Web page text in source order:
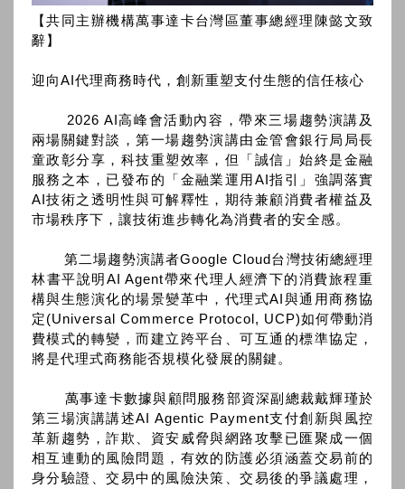
【共同主辦機構萬事達卡台灣區董事總經理陳懿文致
辭】
迎向AI代理商務時代，創新重塑支付生態的信任核心
2026 AI高峰會活動內容，帶來三場趨勢演講及
兩場關鍵對談，第一場趨勢演講由金管會銀行局局長
童政彰分享，科技重塑效率，但「誠信」始終是金融
服務之本，已發布的「金融業運用AI指引」強調落實
AI技術之透明性與可解釋性，期待兼顧消費者權益及
市場秩序下，讓技術進步轉化為消費者的安全感。
第二場趨勢演講者Google Cloud台灣技術總經理
林書平說明AI Agent帶來代理人經濟下的消費旅程重
構與生態演化的場景變革中，代理式AI與通用商務協
定(Universal Commerce Protocol, UCP)如何帶動消
費模式的轉變，而建立跨平台、可互通的標準協定，
將是代理式商務能否規模化發展的關鍵。
萬事達卡數據與顧問服務部資深副總裁戴輝瑾於
第三場演講講述AI Agentic Payment支付創新與風控
革新趨勢，詐欺、資安威脅與網路攻擊已匯聚成一個
相互連動的風險問題，有效的防護必須涵蓋交易前的
身分驗證、交易中的風險決策、交易後的爭議處理，